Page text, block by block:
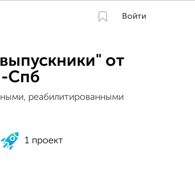
Войти
от
Спб
реабилитированными
1 проект